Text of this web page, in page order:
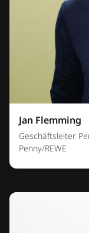
Jan Flemming
Geschäftsleiter
Penny/REWE